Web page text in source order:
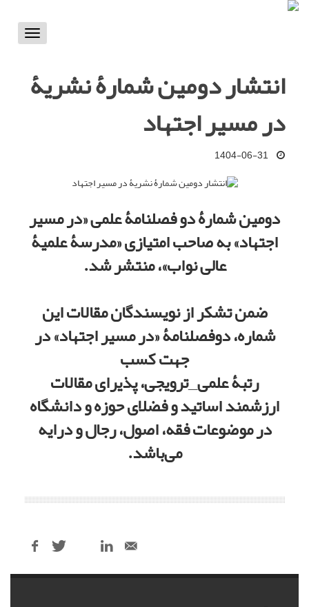
Toggle
انتشار دومین شمارۀ نشریۀ
در مسیر اجتهاد
1404-06-31
دومین شمارۀ دو فصلنامۀ علمی«در مسیر
اجتهاد»به صاحب امتیازی«مدرسۀ علمیۀ
عالی نواب»، منتشر شد.
ضمن تشکر از نویسندگان مقالات این
شماره، دوفصلنامۀ«در مسیر اجتهاد»در
جهت کسب
رتبۀ علمی_ترویجی، پذیرای مقالات
ارزشمند اساتید و فضلای حوزه و دانشگاه
در موضوعات فقه، اصول، رجال و درایه
میباشد.